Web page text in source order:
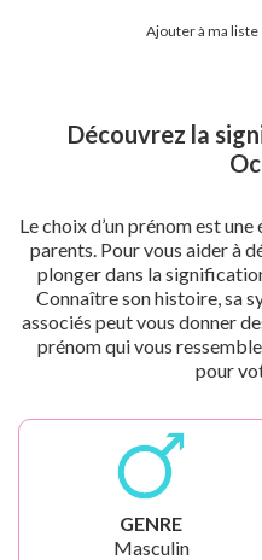
Ajouter à ma liste
Découvrez la
Le choix d’un prénom est
parents. Pour vous aider à
plonger dans la
Connaître son histoire, sa
associés peut vous donner
prénom qui vous
pour
GENRE
Masculin